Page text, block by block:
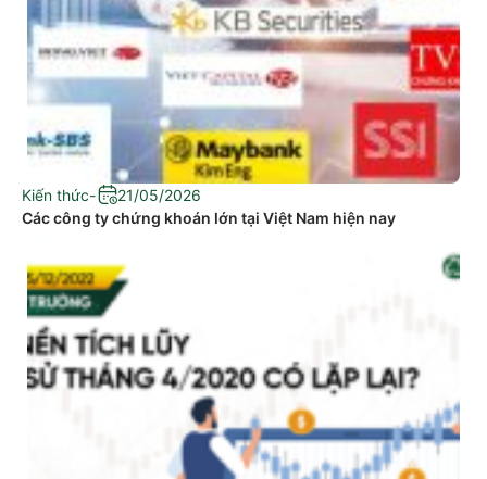
Kiến thức-
21/05/2026
Các công ty chứng khoán lớn tại Việt Nam hiện nay